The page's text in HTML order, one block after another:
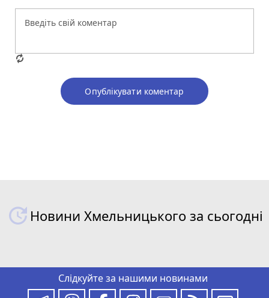
Опублікувати коментар
Новини Хмельницького за сьогодні
Слідкуйте за нашими новинами